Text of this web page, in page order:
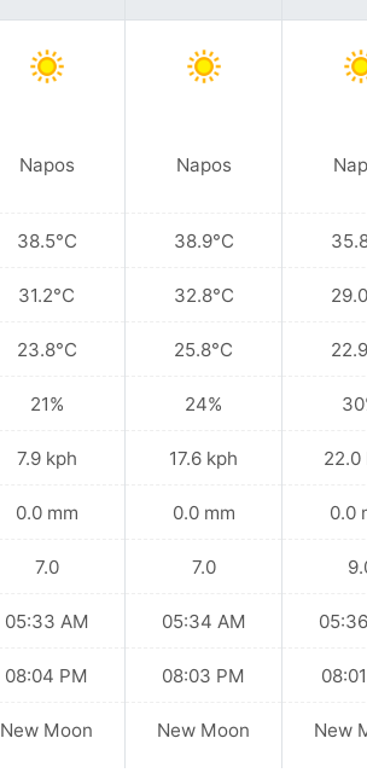
Napos
38.5°C
31.2°C
23.8°C
21%
7.9 kph
0.0 mm
7.0
05:33 AM
08:04 PM
New Moon
Napos
38.9°C
32.8°C
25.8°C
24%
17.6 kph
0.0 mm
7.0
05:34 AM
08:03 PM
New Moon
22.0
0.0
New